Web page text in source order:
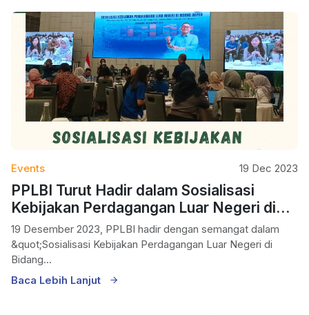
Events 19 Dec 2023
PPLBI Turut Hadir dalam Sosialisasi
Kebijakan Perdagangan Luar Negeri di
Bidang Impor
19 Desember 2023, PPLBI hadir dengan semangat dalam
&quot;Sosialisasi Kebijakan Perdagangan Luar Negeri di
Bidang...
Baca Lebih Lanjut